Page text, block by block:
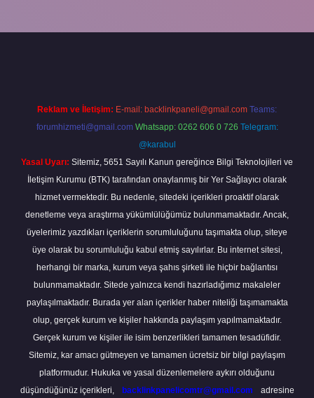
Reklam ve İletişim: E-mail: backlinkpaneli@gmail.com Teams:
forumhizmeti@gmail.com Whatsapp: 0262 606 0 726 Telegram:
@karabul
Yasal Uyarı: Sitemiz, 5651 Sayılı Kanun gereğince Bilgi Teknolojileri ve
İletişim Kurumu (BTK) tarafından onaylanmış bir Yer Sağlayıcı olarak
hizmet vermektedir. Bu nedenle, sitedeki içerikleri proaktif olarak
denetleme veya araştırma yükümlülüğümüz bulunmamaktadır. Ancak,
üyelerimiz yazdıkları içeriklerin sorumluluğunu taşımakta olup, siteye
üye olarak bu sorumluluğu kabul etmiş sayılırlar. Bu internet sitesi,
herhangi bir marka, kurum veya şahıs şirketi ile hiçbir bağlantısı
bulunmamaktadır. Sitede yalnızca kendi hazırladığımız makaleler
paylaşılmaktadır. Burada yer alan içerikler haber niteliği taşımamakta
olup, gerçek kurum ve kişiler hakkında paylaşım yapılmamaktadır.
Gerçek kurum ve kişiler ile isim benzerlikleri tamamen tesadüfidir.
Sitemiz, kar amacı gütmeyen ve tamamen ücretsiz bir bilgi paylaşım
platformudur. Hukuka ve yasal düzenlemelere aykırı olduğunu
düşündüğünüz içerikleri,
backlinkpanelicomtr@gmail.com adresine